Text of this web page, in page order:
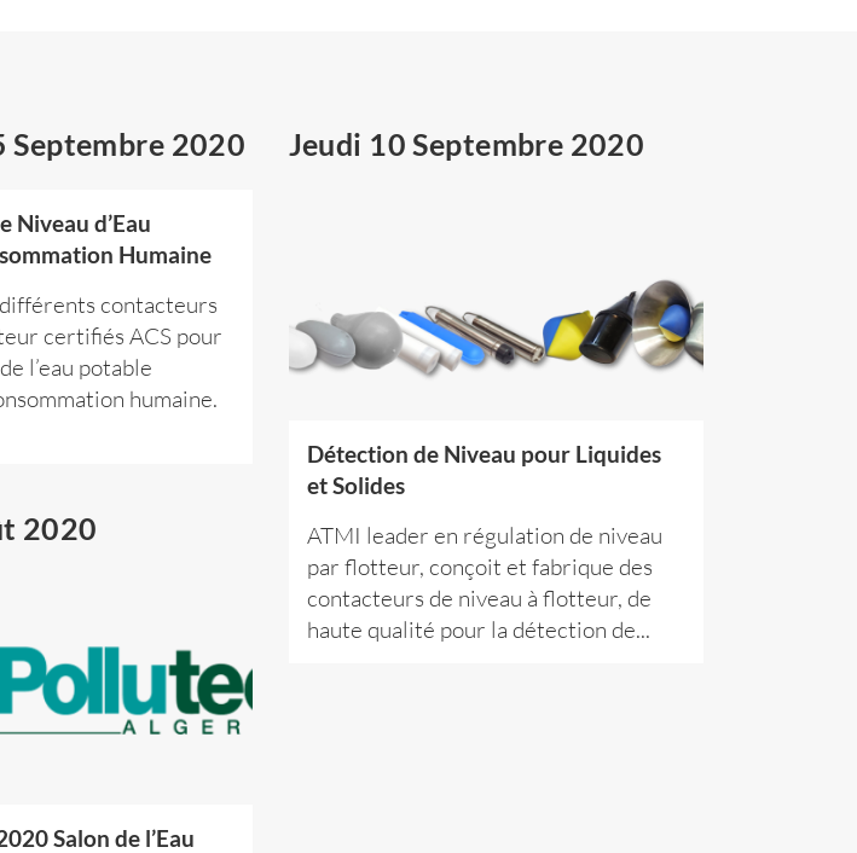
Septembre 2020
Niveau d’Eau
Humaine
contacteurs
certifiés ACS pour
l’eau potable
humaine.
2020
Salon de l’Eau
Jeudi 10 Septembre 2020
Détection de Niveau pour Liquides
et Solides
ATMI leader en régulation de niveau
par flotteur, conçoit et fabrique des
contacteurs de niveau à flotteur, de
haute qualité pour la détection de...